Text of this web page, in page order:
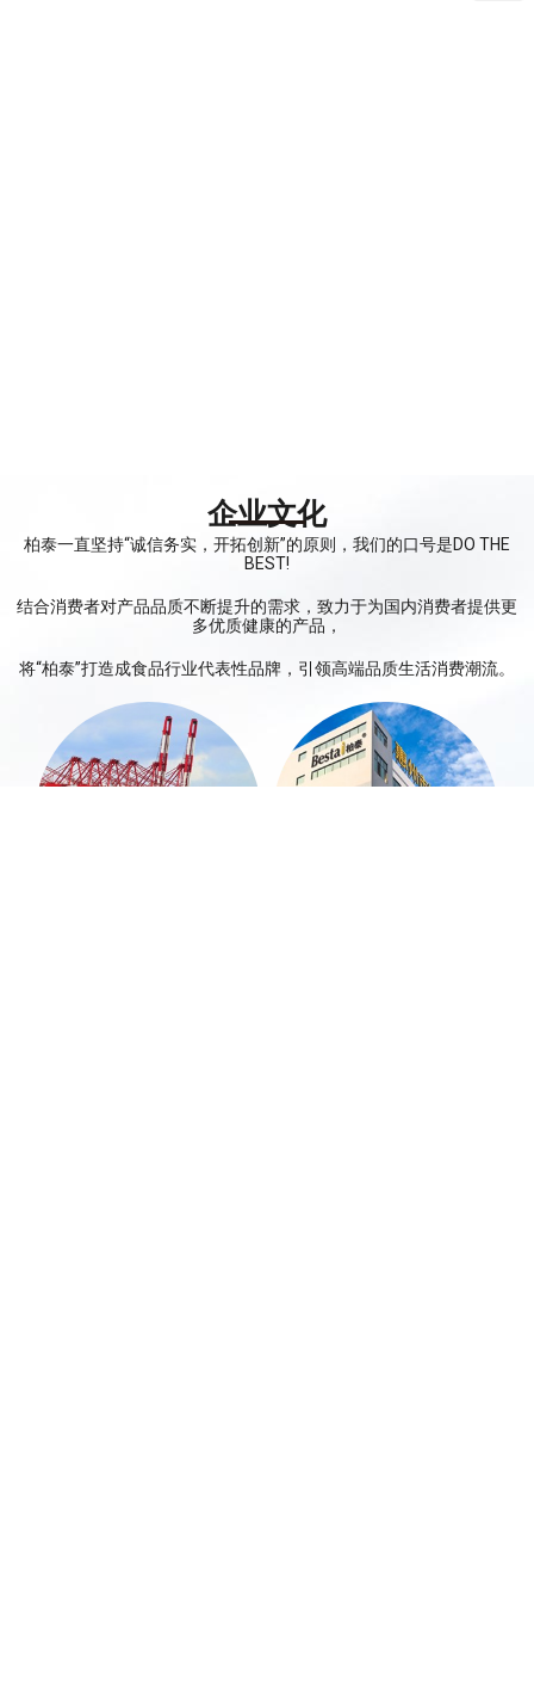
企业文化
柏泰一直坚持“诚信务实，开拓创新”的原则，我们的口号是DO THE
BEST!
结合消费者对产品品质不断提升的需求，致力于为国内消费者提供更
多优质健康的产品，
将“柏泰”打造成食品行业代表性品牌，引领高端品质生活消费潮流。